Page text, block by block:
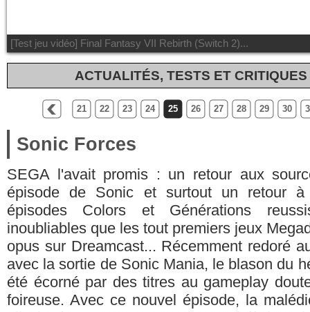
[Test jeu vidéo] Saros...
ACTUALITÉS, TESTS ET
21 22 23 24 25 26 27 28 29 30
Sonic Forces
SEGA l'avait promis : un retour aux
épisode de Sonic et surtout un retour
épisodes Colors et Générations
inoubliables que les tout premiers jeux
opus sur Dreamcast... Récemment redoré
avec la sortie de Sonic Mania, le blason du
été écorné par des titres au gameplay
foireuse. Avec ce nouvel épisode, la